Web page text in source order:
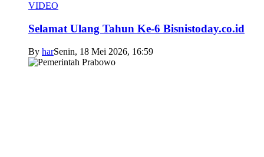
VIDEO
Selamat Ulang Tahun Ke-6 Bisnistoday.co.id
By harSenin, 18 Mei 2026, 16:59